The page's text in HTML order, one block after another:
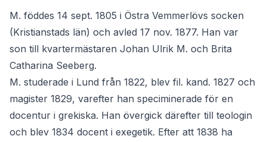
M. föddes 14 sept. 1805 i Östra Vemmerlövs socken
(Kristianstads län) och avled 17 nov. 1877. Han var
son till kvartermästaren Johan Ulrik M. och Brita
Catharina Seeberg.
M. studerade i Lund från 1822, blev fil. kand. 1827 och
magister 1829, varefter han speciminerade för en
docentur i grekiska. Han övergick därefter till teologin
och blev 1834 docent i exegetik. Efter att 1838 ha